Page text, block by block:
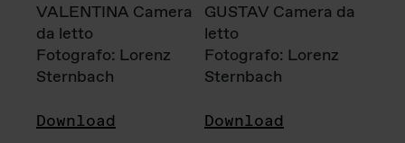
VALENTINA Camera
da letto
Fotografo: Lorenz
Sternbach
Download
GUSTAV Camera da
letto
Fotografo: Lorenz
Sternbach
Download